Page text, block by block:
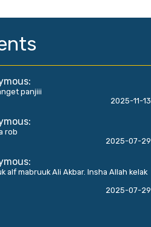
:
panjiii
2025-11-13
:
rob
2025-07-29
:
alf mabruuk Ali Akbar. Insha Allah kelak
2025-07-29